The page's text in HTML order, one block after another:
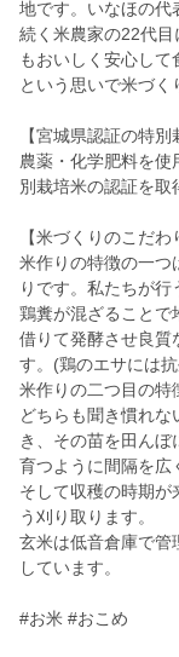
地です。いなほの代
続く米農家の22代
もおいしく安心して
という思いで米づく
【宮城県認証の特別
農薬・化学肥料を
別栽培米の認証を取
【米づくりのこだわ
米作りの特徴の一つ
りです。私たちが行
鶏糞が混ざることで
借りて発酵させ良質
す。(鶏のエサには
米作りの二つ目の特
どちらも聞き慣れな
き、その苗を田ん
育つように間隔を広
そして収穫の時期が
う刈り取ります。
玄米は低音倉庫で管
しています。
#お米 #おこめ